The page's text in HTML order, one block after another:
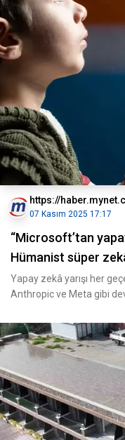
https://
07 Kasım 2025 17:17
“Microsoft’tan
Hümanist süper
Yapay zekâ yarışı her
Anthropic ve Meta gibi